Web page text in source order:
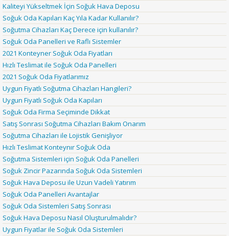
Kaliteyi Yükseltmek İçin Soğuk Hava Deposu
Soğuk Oda Kapıları Kaç Yıla Kadar Kullanılır?
Soğutma Cihazları Kaç Derece için kullanılır?
Soğuk Oda Panelleri ve Raflı Sistemler
2021 Konteyner Soğuk Oda Fiyatları
Hızlı Teslimat ile Soğuk Oda Panelleri
2021 Soğuk Oda Fiyatlarımız
Uygun Fiyatlı Soğutma Cihazları Hangileri?
Uygun Fiyatlı Soğuk Oda Kapıları
Soğuk Oda Firma Seçiminde Dikkat
Satış Sonrası Soğutma Cihazları Bakım Onarım
Soğutma Cihazları ile Lojistik Genişliyor
Hızlı Teslimat Konteynır Soğuk Oda
Soğutma Sistemleri için Soğuk Oda Panelleri
Soğuk Zincir Pazarında Soğuk Oda Sistemleri
Soğuk Hava Deposu ile Uzun Vadeli Yatırım
Soğuk Oda Panelleri Avantajlar
Soğuk Oda Sistemleri Satış Sonrası
Soğuk Hava Deposu Nasıl Oluşturulmalıdır?
Uygun Fiyatlar ile Soğuk Oda Sistemleri